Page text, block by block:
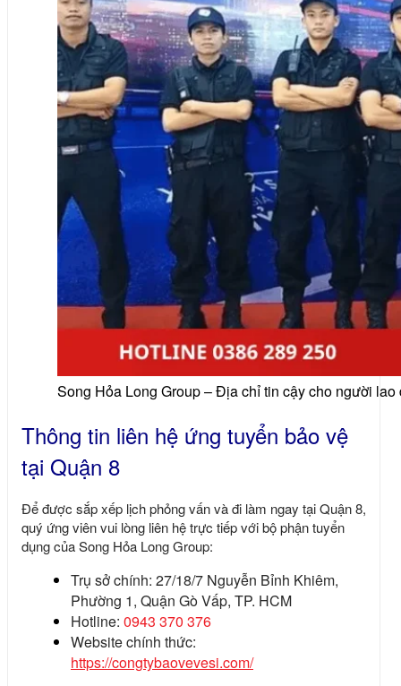
Song Hỏa Long Group – Địa chỉ tin cậy cho người
Thông tin liên hệ ứng tuyển bảo vệ
tại Quận 8
Để được sắp xếp lịch phỏng vấn và đi làm ngay tại Quận 8,
quý ứng viên vui lòng liên hệ trực tiếp với bộ phận tuyển
dụng củaSong Hỏa Long Group:
Trụ sở chính: 27/18/7 Nguyễn Bỉnh Khiêm,
Phường 1, Quận Gò Vấp, TP. HCM
Hotline: 0943 370 376
Website chính thức:
https://congtybaovevesi.com/